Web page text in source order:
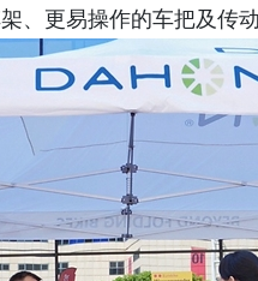
、更易操作的车把及传